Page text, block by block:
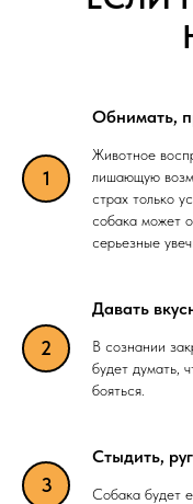
Обнимать,
Животное
лишающую
страх только
собака может
серьезные
Давать
В сознании
будет думать,
бояться.
Стыдить,
Собака будет